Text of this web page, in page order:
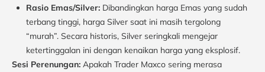
Rasio Emas/Silver: Dibandingkan harga Emas yang sudah
terbang tinggi, harga Silver saat ini masih tergolong
“murah”. Secara historis, Silver seringkali mengejar
ketertinggalan ini dengan kenaikan harga yang eksplosif.
Sesi Perenungan: Apakah Trader Maxco sering merasa